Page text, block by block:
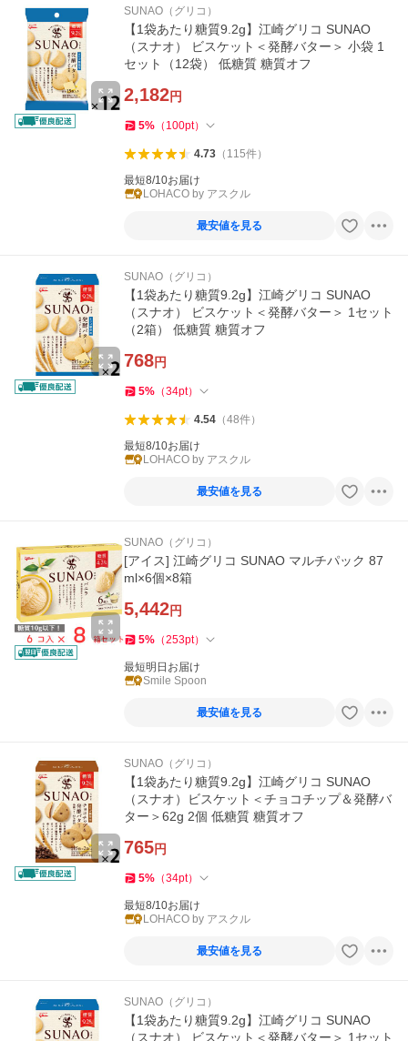
SUNAO（グリコ）
【1袋あたり糖質9.2g】江崎グリコ SUNAO
（スナオ） ビスケット＜発酵バター＞ 小袋 1
セット（12袋） 低糖質 糖質オフ
2,182円
5% （ 100pt）
4.73（ 115件）
最短8/10お届け
LOHACO by アスクル
最安値を見る
SUNAO（グリコ）
【1袋あたり糖質9.2g】江崎グリコ SUNAO
（スナオ） ビスケット＜発酵バター＞ 1セット
（2箱） 低糖質 糖質オフ
768円
5% （34pt）
4.54（48件）
最短8/10お届け
LOHACO by アスクル
最安値を見る
SUNAO（グリコ）
[アイス] 江崎グリコ SUNAO マルチパック 87
ml×6個×8箱
5,442円
5% （253pt）
最短明日お届け
Smile Spoon
最安値を見る
SUNAO（グリコ）
【1袋あたり糖質9.2g】江崎グリコ SUNAO
（スナオ）ビスケット＜チョコチップ＆発酵バ
ター＞62g 2個 低糖質 糖質オフ
765円
5% （34pt）
最短8/10お届け
LOHACO by アスクル
最安値を見る
SUNAO（グリコ）
【1袋あたり糖質9.2g】江崎グリコ SUNAO
（スナオ） ビスケット＜発酵バター＞ 1セット